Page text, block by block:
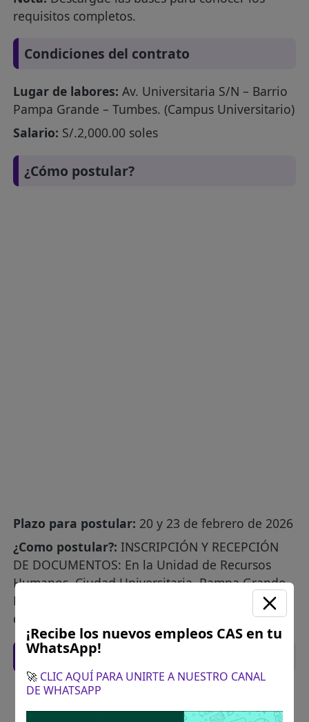
requisitos completos.
Condiciones del contrato
Lugar de labores: Av. Universitaria S/N – Barrio
Pampa Grande – Tumbes. (Campus Universitario)
Salario: S/.2,000.00 soles
¿Cómo postular?
Plazo para postular: 20 y 23 de febrero de 2026
¿Como postular?: INSCRIPCIÓN Y RECEPCIÓN
DE DOCUMENTOS: En la Unidad de Recursos
Humanos, Ciudad Universitaria, Pampa Grande,
Provincia y Departamento de Tumbes. Horario
de Atención: 8:00 - 15:00 horas.
Recomendaciones para postular
Descarga y revisa a detalle las bases del
concurso público
¡Recibe los nuevos empleos CAS en tu
WhatsApp!
🚀 CLIC AQUÍ PARA UNIRTE A NUESTRO CANAL
DE WHATSAPP